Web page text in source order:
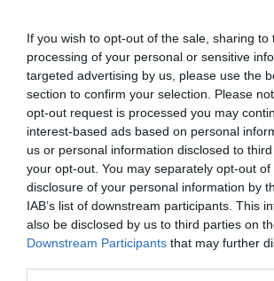
If you wish to opt-out of the sale, sharing to
processing of your personal or sensitive
targeted advertising by us, please use the
section to confirm your selection. Please
opt-out request is processed you may
interest-based ads based on personal
us or personal information disclosed to
your opt-out. You may separately opt-out
disclosure of your personal information by
IAB’s list of downstream participants. This
also be disclosed by us to third parties on
Downstream Participants that may further
Inghilterra-Argentina, molto più di